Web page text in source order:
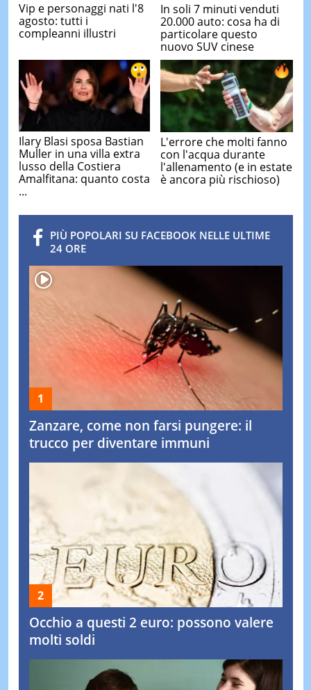
Vip e personaggi nati l'8
agosto: tutti i
compleanni illustri
In soli 7 minuti venduti
20.000 auto: cosa ha di
particolare questo
nuovo SUV cinese
Ilary Blasi sposa Bastian
Muller in una villa extra
lusso della Costiera
Amalfitana: quanto costa
...
L'errore che molti fanno
con l'acqua durante
l'allenamento (e in estate
è ancora più rischioso)
PIÙ POPOLARI SU FACEBOOK NELLE ULTIME
24 ORE
Zanzare, come non farsi pungere: il
trucco per diventare immuni
Occhio a questi 2 euro: possono valere
molti soldi